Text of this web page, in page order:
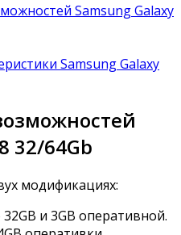
Samsung Galaxy
Samsung Galaxy
32/64Gb
модификациях:
и 3GB оперативной.